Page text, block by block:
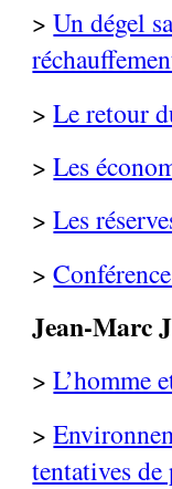
>Un dégel
>Le retour
>Les
>Les
>
Jean-Marc
>L’homme
>
tentatives